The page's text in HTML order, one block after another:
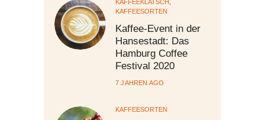
KAFFEEKLATSCH
KAFFEESORTEN
Kaffee-Event in der
Hansestadt: Das
Hamburg Coffee
Festival 2020
7 JAHREN AGO
KAFFEESORTEN